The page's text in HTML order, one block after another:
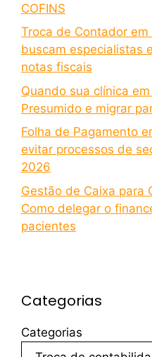
COFINS
Troca de Contador
buscam especialistas
notas fiscais
Quando sua clínica
Presumido e migrar
Folha de Pagamento
evitar processos de
2026
Gestão de Caixa para
Como delegar o
pacientes
Categorias
Categorias